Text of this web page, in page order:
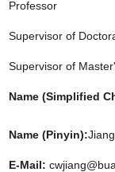
Professor
Supervisor of
Supervisor of
Name (Simplified
Name (Pinyin):
E-Mail: